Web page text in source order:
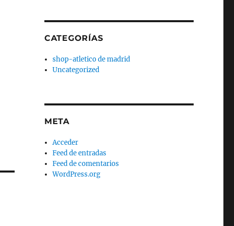
CATEGORÍAS
shop-atletico de madrid
Uncategorized
META
Acceder
Feed de entradas
Feed de comentarios
WordPress.org